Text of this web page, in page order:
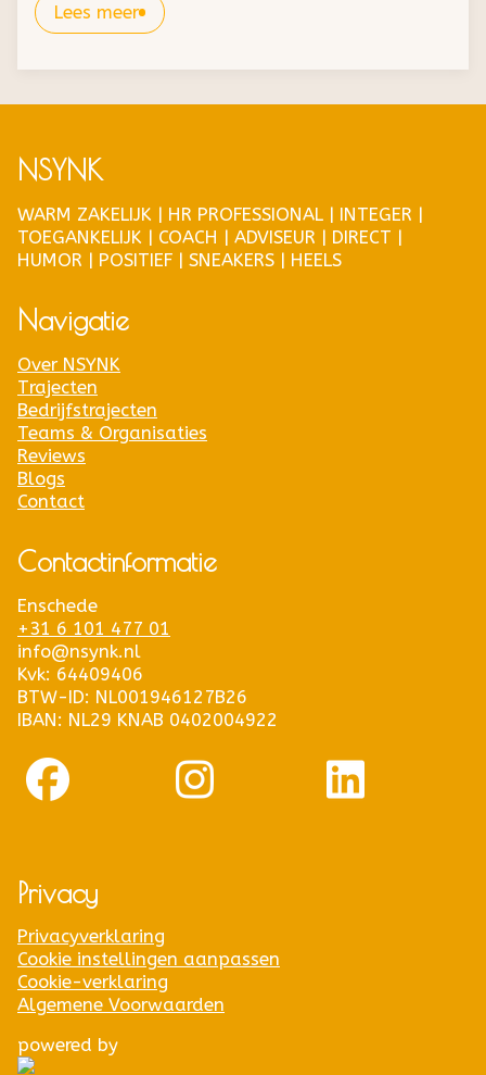
Lees meer
NSYNK
WARM ZAKELIJK | HR PROFESSIONAL | INTEGER |
TOEGANKELIJK | COACH | ADVISEUR | DIRECT |
HUMOR | POSITIEF | SNEAKERS | HEELS
Navigatie
Over NSYNK
Trajecten
Bedrijfstrajecten
Teams & Organisaties
Reviews
Blogs
Contact
Contactinformatie
Enschede
+31 6 101 477 01
info@nsynk.nl
Kvk: 64409406
BTW-ID: NL001946127B26
IBAN: NL29 KNAB 0402004922
Privacy
Privacyverklaring
Cookie instellingen aanpassen
Cookie-verklaring
Algemene Voorwaarden
powered by